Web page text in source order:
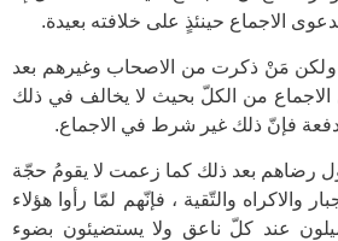
الاجماع حينئذٍ على خلافته بعيدة.
ولكن مَنْ ذكرت من الاصحاب وغيرهم بعد
من الكلّ بحيث لا يخالف في ذلك
دفعة فإنّ ذلك غير شرط في الاجماع.
رضاهم بعد ذلك كما زعمت لا يقومُ حجّة
والاكراه والتّقية ، فإنّهم لمّا رأوا هؤلاء
عند كلّ ناعقٍ ولا يستضيئون بضوء